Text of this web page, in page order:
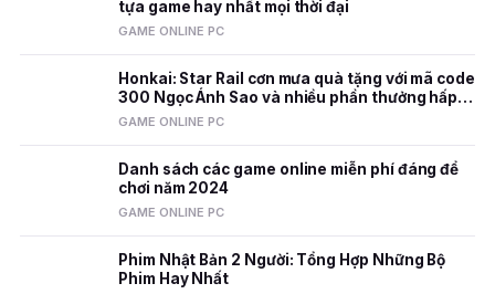
tựa game hay nhất mọi thời đại
GAME ONLINE PC
Honkai: Star Rail cơn mưa quà tặng với mã code
300 Ngọc Ánh Sao và nhiều phần thưởng hấp
dẫn
GAME ONLINE PC
Danh sách các game online miễn phí đáng để
chơi năm 2024
GAME ONLINE PC
Phim Nhật Bản 2 Người: Tổng Hợp Những Bộ
Phim Hay Nhất